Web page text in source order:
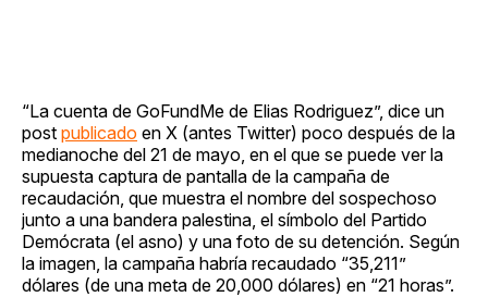
“La cuenta de GoFundMe de Elias Rodriguez”, dice un
post publicado en X (antes Twitter) poco después de la
medianoche del 21 de mayo, en el que se puede ver la
supuesta captura de pantalla de la campaña de
recaudación, que muestra el nombre del sospechoso
junto a una bandera palestina, el símbolo del Partido
Demócrata (el asno) y una foto de su detención. Según
la imagen, la campaña habría recaudado “35,211”
dólares (de una meta de 20,000 dólares) en “21 horas”.